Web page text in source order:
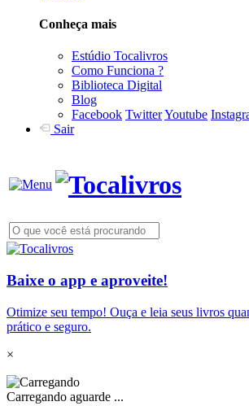
Conheça mais
Estúdio Tocalivros
Como Funciona ?
Biblioteca Digital
Blog
Facebook TwitterYoutube
Sair
Baixe o app e aproveite!
Otimize seu tempo! Ouça e leia seus livros
prático e seguro.
×
Carregando aguarde ...